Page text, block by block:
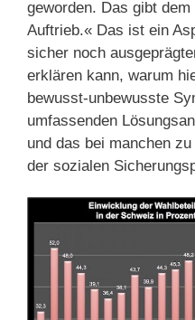
geworden. Das gibt
Auftrieb.« Das ist ein
sicher noch
erklären kann, warum
bewusst-unbewusste
umfassenden
und das bei manchen
der sozialen